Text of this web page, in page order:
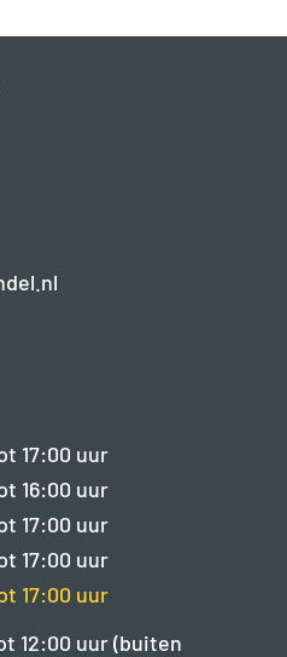
17:00 uur
16:00 uur
17:00 uur
17:00 uur
17:00 uur
12:00 uur (buiten